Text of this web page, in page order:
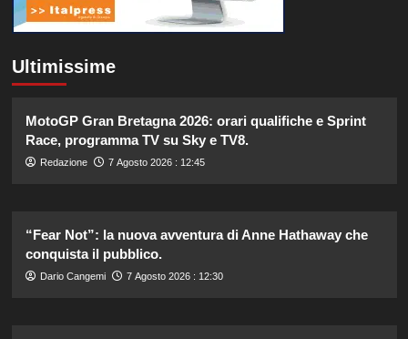
Ultimissime
MotoGP Gran Bretagna 2026: orari qualifiche e Sprint
Race, programma TV su Sky e TV8.
Redazione 7 Agosto 2026 : 12:45
“Fear Not”: la nuova avventura di Anne Hathaway che
conquista il pubblico.
Dario Cangemi 7 Agosto 2026 : 12:30